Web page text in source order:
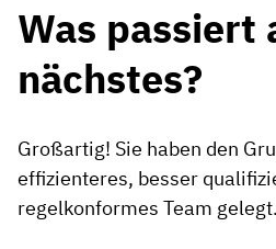
Was passiert
nächstes?
Großartig! Sie haben den
effizienteres, besser
regelkonformes Team